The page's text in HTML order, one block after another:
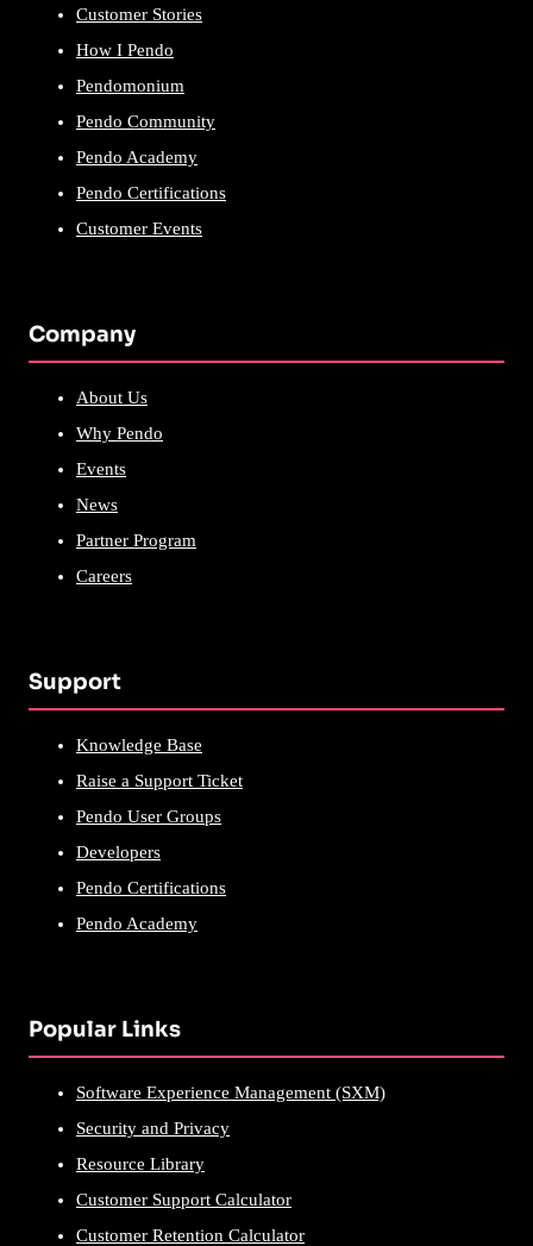
Customer Stories
How I Pendo
Pendomonium
Pendo Community
Pendo Academy
Pendo Certifications
Customer Events
Company
About Us
Why Pendo
Events
News
Partner Program
Careers
Support
Knowledge Base
Raise a Support Ticket
Pendo User Groups
Developers
Pendo Certifications
Pendo Academy
Popular Links
Software Experience Management (SXM)
Security and Privacy
Resource Library
Customer Support Calculator
Customer Retention Calculator